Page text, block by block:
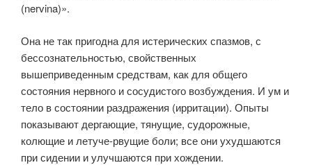
(nervina)».
Она не так пригодна для истерических спазмов, с
бессознательностью, свойственных
вышеприведенным средствам, как для общего
состояния нервного и сосудистого возбуждения. И ум и
тело в состоянии раздражения (ирритации). Опыты
показывают дергающие, тянущие, судорожные,
колющие и летуче-рвущие боли; все они ухудшаются
при сидении и улучшаются при хождении.